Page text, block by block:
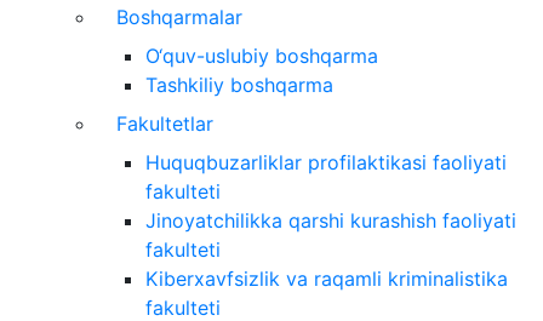
Boshqarmalar
O‘quv-uslubiy boshqarma
Tashkiliy boshqarma
Fakultetlar
Huquqbuzarliklar profilaktikasi faoliyati
fakulteti
Jinoyatchilikka qarshi kurashish faoliyati
fakulteti
Kiberxavfsizlik va raqamli kriminalistika
fakulteti